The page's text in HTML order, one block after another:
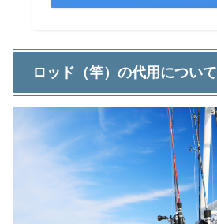
ロッド（竿）の代用について